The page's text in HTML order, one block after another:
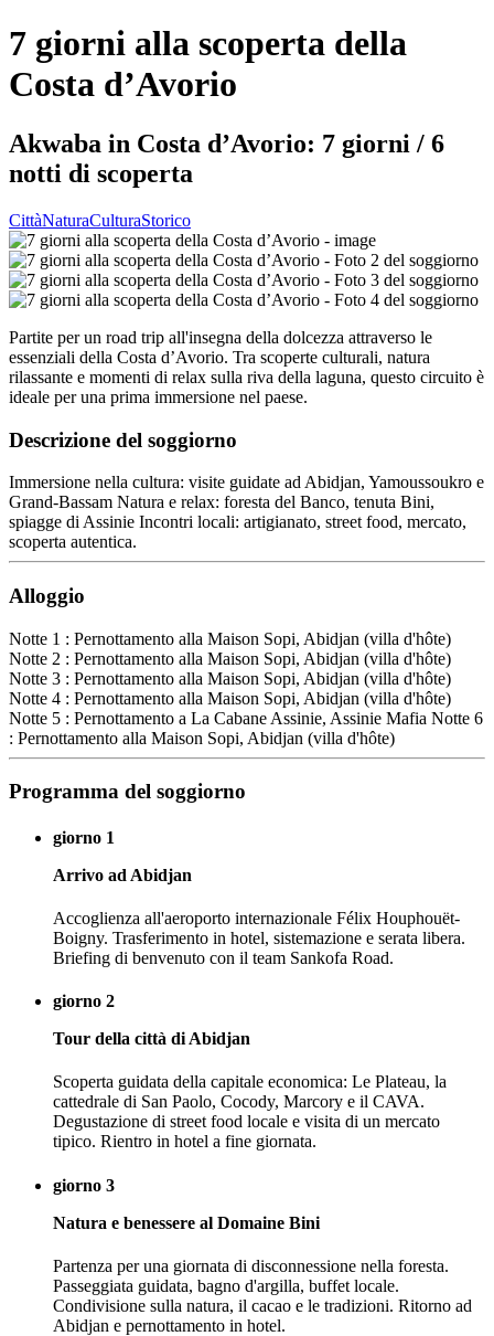
7 giorni alla scoperta della
Costa d’Avorio
Akwaba in Costa d’Avorio: 7 giorni / 6
notti di scoperta
CittàNaturaCulturaStorico
Partite per un road trip all'insegna della dolcezza attraverso le
essenziali della Costa d’Avorio. Tra scoperte culturali, natura
rilassante e momenti di relax sulla riva della laguna, questo circuito è
ideale per una prima immersione nel paese.
Descrizione del soggiorno
Immersione nella cultura: visite guidate ad Abidjan, Yamoussoukro e
Grand-Bassam Natura e relax: foresta del Banco, tenuta Bini,
spiagge di Assinie Incontri locali: artigianato, street food, mercato,
scoperta autentica.
Alloggio
Notte 1 : Pernottamento alla Maison Sopi, Abidjan (villa d'hôte)
Notte 2 : Pernottamento alla Maison Sopi, Abidjan (villa d'hôte)
Notte 3 : Pernottamento alla Maison Sopi, Abidjan (villa d'hôte)
Notte 4 : Pernottamento alla Maison Sopi, Abidjan (villa d'hôte)
Notte 5 : Pernottamento a La Cabane Assinie, Assinie Mafia Notte 6
: Pernottamento alla Maison Sopi, Abidjan (villa d'hôte)
Programma del soggiorno
giorno 1
Arrivo ad Abidjan
Accoglienza all'aeroporto internazionale Félix Houphouët-
Boigny. Trasferimento in hotel, sistemazione e serata libera.
Briefing di benvenuto con il team Sankofa Road.
giorno 2
Tour della città di Abidjan
Scoperta guidata della capitale economica: Le Plateau, la
cattedrale di San Paolo, Cocody, Marcory e il CAVA.
Degustazione di street food locale e visita di un mercato
tipico. Rientro in hotel a fine giornata.
giorno 3
Natura e benessere al Domaine Bini
Partenza per una giornata di disconnessione nella foresta.
Passeggiata guidata, bagno d'argilla, buffet locale.
Condivisione sulla natura, il cacao e le tradizioni. Ritorno ad
Abidjan e pernottamento in hotel.